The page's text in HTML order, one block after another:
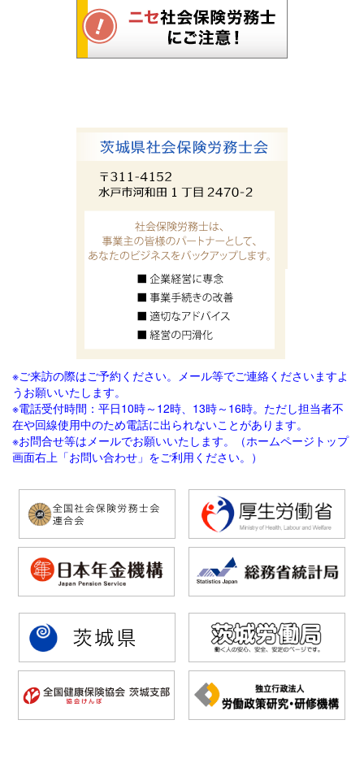
※ご来訪の際はご予約ください。メール等でご連絡くださいますよ
うお願いいたします。
※電話受付時間：平日10時～12時、13時～16時。ただし担当者不
在や回線使用中のため電話に出られないことがあります。
※お問合せ等はメールでお願いいたします。（ホームページトップ
画面右上「お問い合わせ」をご利用ください。）